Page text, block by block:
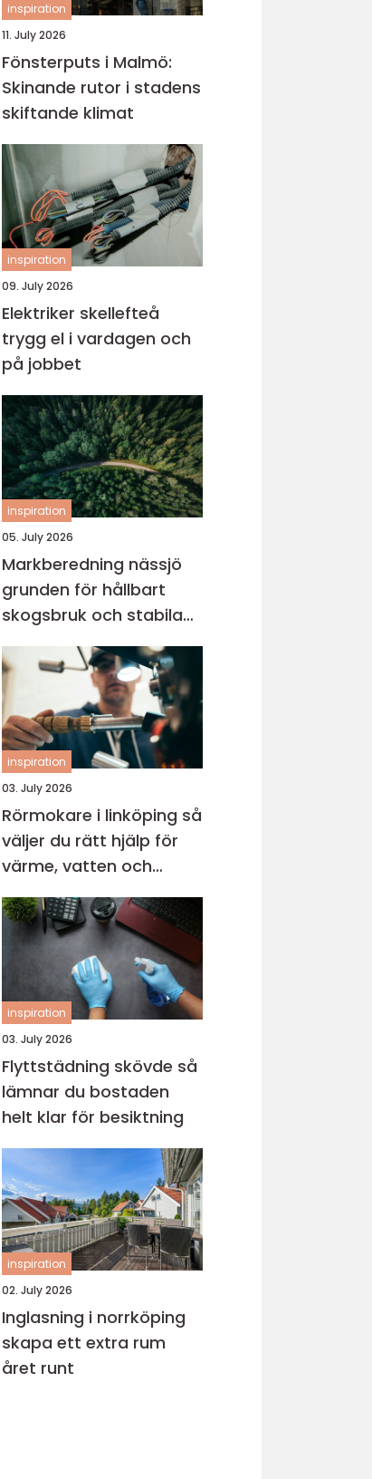
inspiration
11. July 2026
Fönsterputs i Malmö:
Skinande rutor i stadens
skiftande klimat
inspiration
09. July 2026
Elektriker skellefteå
trygg el i vardagen och
på jobbet
inspiration
05. July 2026
Markberedning nässjö
grunden för hållbart
skogsbruk och stabila
markprojekt
inspiration
03. July 2026
Rörmokare i linköping så
väljer du rätt hjälp för
värme, vatten och
avlopp
inspiration
03. July 2026
Flyttstädning skövde så
lämnar du bostaden
helt klar för besiktning
inspiration
02. July 2026
Inglasning i norrköping
skapa ett extra rum
året runt